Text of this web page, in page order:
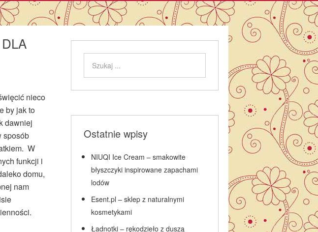
nieco
by jak to
dawniej
sposób
W
funkcji i
domu,
nam
Ostatnie wpisy
NIUQI Ice Cream – smakowite
błyszczyki inspirowane zapachami
lodów
Esent.pl – sklep z naturalnymi
kosmetykami
Ładnotki – rękodzieło z duszą